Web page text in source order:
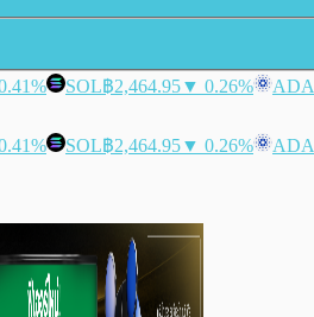
SOL฿2,464.95▼ 0.26% ADA
SOL฿2,464.95▼ 0.26% ADA